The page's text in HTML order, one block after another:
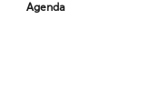
Agenda